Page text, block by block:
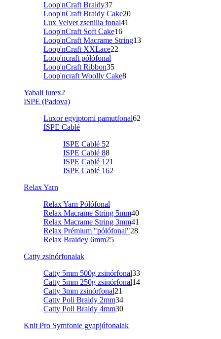
Loop'nCraft Braidy37
Loop'nCraft Braidy Cake20
Lux Velvet zsenilia fonal41
Loop'nCraft Soft Cake16
Loop'nCraft Macrame String13
Loop'nCraft XXLace22
Loop'ncraft pólófonal
Loop'nCraft Ribbon35
Loop'ncraft Woolly Cake8
Yabali lurex2
ISPE (Padova)
Luxor egyiptomi pamutfonal62
ISPE Cablé
ISPE Cablé 52
ISPE Cablé 88
ISPE Cablé 121
ISPE Cablé 162
Relax Yarn
Relax Yarn Pólófonal
Relax Macrame String 5mm40
Relax Macrame String 3mm41
Relax Prémium "pólófonal"28
Relax Braidey 6mm25
Catty zsinórfonalak
Catty 5mm 500g zsinórfonal33
Catty 5mm 250g zsinórfonal14
Catty 3mm zsinórfonal21
Catty Poli Braidy 2mm34
Catty Poli Braidy 4mm30
Knit Pro Symfonie gyapjúfonalak